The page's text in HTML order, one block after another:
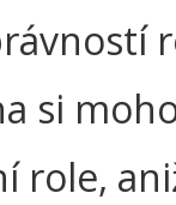
si
role,